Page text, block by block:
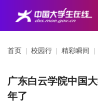
首页 校园行 精彩瞬间
广东白云学院中国
年了